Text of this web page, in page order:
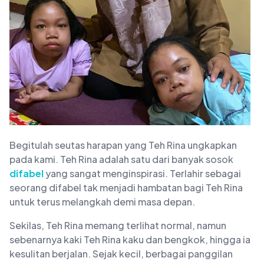
Begitulah seutas harapan yang Teh Rina ungkapkan
pada kami. Teh Rina adalah satu dari banyak sosok
difabelyang sangat menginspirasi. Terlahir sebagai
seorang difabel tak menjadi hambatan bagi Teh Rina
untuk terus melangkah demi masa depan.
Sekilas, Teh Rina memang terlihat normal, namun
sebenarnya kaki Teh Rina kaku dan bengkok, hingga ia
kesulitan berjalan. Sejak kecil, berbagai panggilan